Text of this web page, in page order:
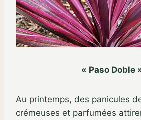
« Paso Doble
Au printemps, des panicules
crémeuses et parfumées